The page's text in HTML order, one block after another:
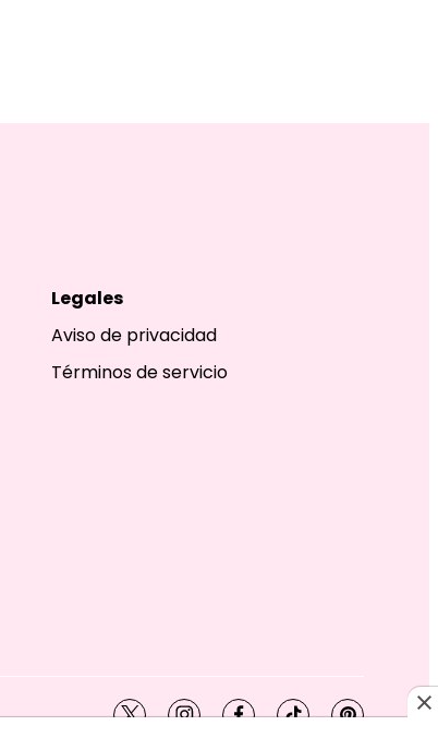
Legales
Aviso de privacidad
Términos de servicio
twitterinstagramfacebook
tiktokpinterest